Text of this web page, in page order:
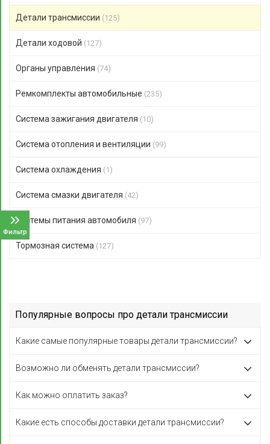
Фильтр
Детали трансмиссии (125)
Детали ходовой (127)
Органы управления (74)
Ремкомплекты автомобильные (235)
Система зажигания двигателя (10)
Система отопления и вентиляции (99)
Система охлаждения (1)
Система смазки двигателя (42)
Системы питания автомобиля (97)
Тормозная система (127)
Популярные вопросы про детали трансмиссии
Какие самые популярные товары детали трансмиссии?
Возможно ли обменять детали трансмиссии?
Как можно оплатить заказ?
Какие есть способы доставки детали трансмиссии?